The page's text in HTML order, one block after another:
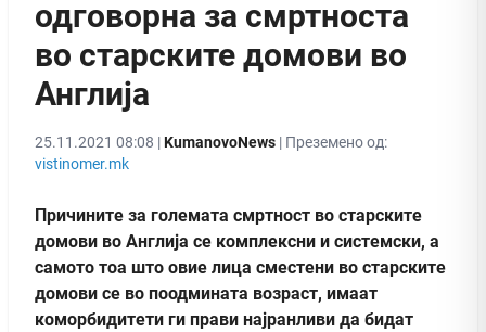
одговорна за смртноста
во старските домови во
Англија
25.11.2021 08:08 |KumanovoNews | Преземено од:
vistinomer.mk
Причините за големата смртност во старските
домови во Англија се комплексни и системски, а
самото тоа што овие лица сместени во старските
домови се во поодмината возраст, имаат
коморбидитети ги прави најранливи да бидат